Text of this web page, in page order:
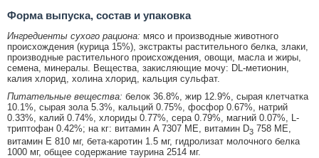
Форма выпуска, состав и упаковка
Ингредиенты сухого рациона: мясо и производные животного
происхождения (курица 15%), экстракты растительного белка, злаки,
производные растительного происхождения, овощи, масла и жиры,
семена, минералы. Вещества, закисляющие мочу: DL-метионин,
калия хлорид, холина хлорид, кальция сульфат.
Питательные вещества: белок 36.8%, жир 12.9%, сырая клетчатка
10.1%, сырая зола 5.3%, кальций 0.75%, фосфор 0.67%, натрий
0.33%, калий 0.74%, хлориды 0.77%, сера 0.79%, магний 0.07%, L-
триптофан 0.42%; на кг: витамин A 7307 МЕ, витамин D3 758 МЕ,
витамин E 810 мг, бета-каротин 1.5 мг, гидролизат молочного белка
1000 мг, общее содержание таурина 2514 мг.